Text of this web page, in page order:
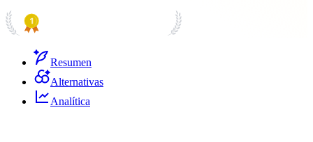
Resumen
Alternativas
Analítica